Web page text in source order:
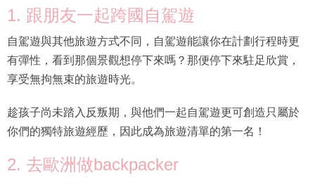
1. 跟朋友一起跨國自駕遊
自駕遊與其他旅遊方式不同，自駕遊能讓你在計劃行程時更
有彈性，看到那個景觀想停下來嗎？那便停下來駐足欣賞，
享受無拘無束的旅遊時光。
趁孩子尚未踏入反叛期，與他們一起自駕遊更可創造只屬於
你們的獨特旅遊經歷，因此成為旅遊清單的第一名！
2. 去歐洲做backpacker